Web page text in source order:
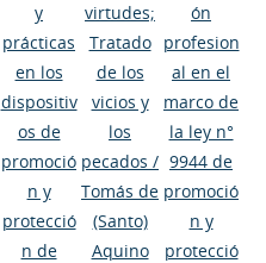
y
prácticas
en los
dispositiv
os de
promoció
n y
protecció
n de
virtudes;
Tratado
de los
vicios y
los
pecados /
Tomás de
(Santo)
Aquino
ón
profesion
al en el
marco de
la ley n°
9944 de
promoció
n y
protecció